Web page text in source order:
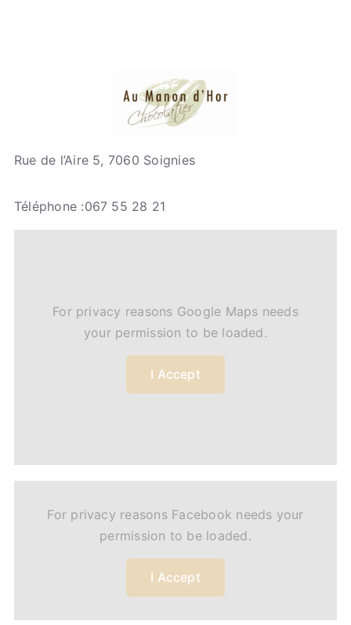
Rue de l’Aire 5, 7060 Soignies
Téléphone :067 55 28 21
For privacy reasons Google Maps needs
your permission to be loaded.
I Accept
For privacy reasons Facebook needs your
permission to be loaded.
I Accept